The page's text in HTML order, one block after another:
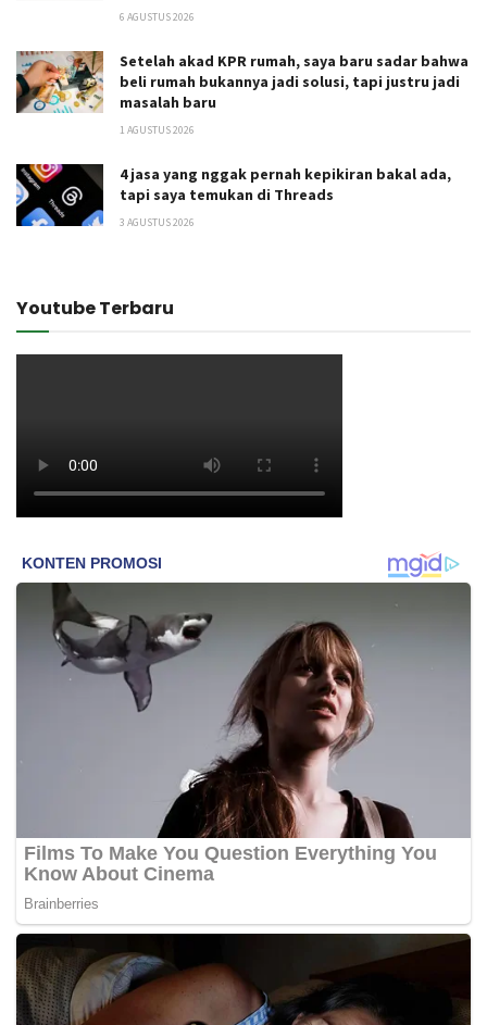
6 AGUSTUS 2026
Setelah akad KPR rumah, saya baru sadar bahwa
beli rumah bukannya jadi solusi, tapi justru jadi
masalah baru
1 AGUSTUS 2026
4 jasa yang nggak pernah kepikiran bakal ada,
tapi saya temukan di Threads
3 AGUSTUS 2026
Youtube Terbaru